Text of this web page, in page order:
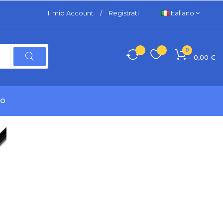
Il mio Account / Registrati Italiano
0
- 0,00 €